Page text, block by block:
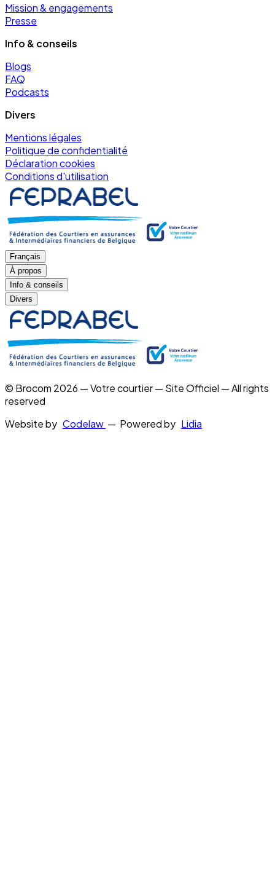
Mission & engagements
Presse
Info & conseils
Blogs
FAQ
Podcasts
Divers
Mentions légales
Politique de confidentialité
Déclaration cookies
Conditions d'utilisation
Français
À propos
Info & conseils
Divers
© Brocom 2026 — Votre courtier — Site Officiel — All rights
reserved
Website by Codelaw — Powered by Lidia